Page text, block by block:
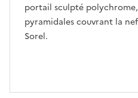
portail sculpté
pyramidales couvrant la
Sorel.